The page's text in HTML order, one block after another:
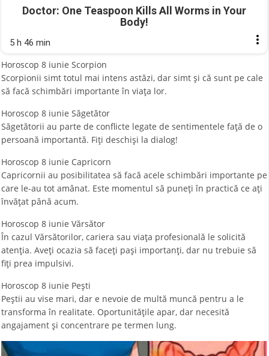
Doctor: One Teaspoon Kills All Worms in Your
Body!
5 h 46 min
Horoscop 8 iunie Scorpion
Scorpionii simt totul mai intens astăzi, dar simt şi că sunt pe cale
să facă schimbări importante în viața lor.
Horoscop 8 iunie Săgetător
Săgetătorii au parte de conflicte legate de sentimentele față de o
persoană importantă. Fiți deschiși la dialog!
Horoscop 8 iunie Capricorn
Capricornii au posibilitatea să facă acele schimbări importante pe
care le-au tot amânat. Este momentul să puneți în practică ce ați
învățat până acum.
Horoscop 8 iunie Vărsător
În cazul Vărsătorilor, cariera sau viața profesională le solicită
atenția. Aveți ocazia să faceți pași importanți, dar nu trebuie să
fiți prea impulsivi.
Horoscop 8 iunie Peşti
Peștii au vise mari, dar e nevoie de multă muncă pentru a le
transforma în realitate. Oportunitățile apar, dar necesită
angajament și concentrare pe termen lung.